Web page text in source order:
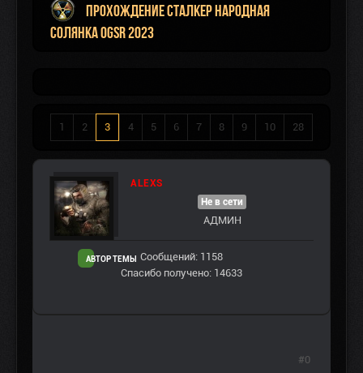
Прохождение Сталкер Народная
Солянка OGSR 2023
1 2 3 4 5 6 7 8 9 10 28
ALEXS
АВТОР ТЕМЫ
Не в сети
АДМИН
Сообщений: 1158
Спасибо получено: 14633
#0